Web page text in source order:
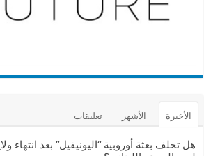
الأخيرة الأشهر تعليقات
هل تخلف بعثة أوروبية “اليونيفيل” بعد انتهاء